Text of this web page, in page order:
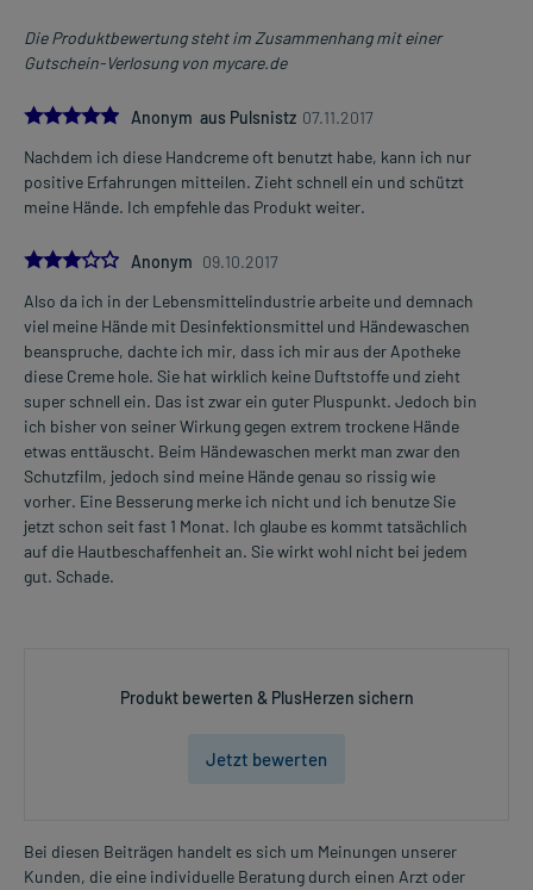
Die Produktbewertung steht im Zusammenhang mit einer
Gutschein-Verlosung von mycare.de
5.0Anonym aus Pulsnistz 07.11.2017
Nachdem ich diese Handcreme oft benutzt habe, kann ich nur
positive Erfahrungen mitteilen. Zieht schnell ein und schützt
meine Hände. Ich empfehle das Produkt weiter.
3.0Anonym 09.10.2017
Also da ich in der Lebensmittelindustrie arbeite und demnach
viel meine Hände mit Desinfektionsmittel und Händewaschen
beanspruche, dachte ich mir, dass ich mir aus der Apotheke
diese Creme hole. Sie hat wirklich keine Duftstoffe und zieht
super schnell ein. Das ist zwar ein guter Pluspunkt. Jedoch bin
ich bisher von seiner Wirkung gegen extrem trockene Hände
etwas enttäuscht. Beim Händewaschen merkt man zwar den
Schutzfilm, jedoch sind meine Hände genau so rissig wie
vorher. Eine Besserung merke ich nicht und ich benutze Sie
jetzt schon seit fast 1 Monat. Ich glaube es kommt tatsächlich
auf die Hautbeschaffenheit an. Sie wirkt wohl nicht bei jedem
gut. Schade.
Produkt bewerten & PlusHerzen sichern
Jetzt bewerten
Bei diesen Beiträgen handelt es sich um Meinungen unserer
Kunden, die eine individuelle Beratung durch einen Arzt oder